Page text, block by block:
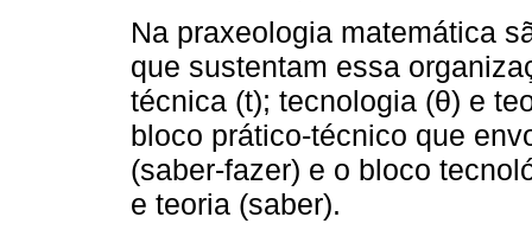
Na praxeologia matemática
que sustentam essa
técnica (t); tecnologia (θ) e
bloco prático-técnico que
(saber-fazer) e o bloco
e teoria (saber).